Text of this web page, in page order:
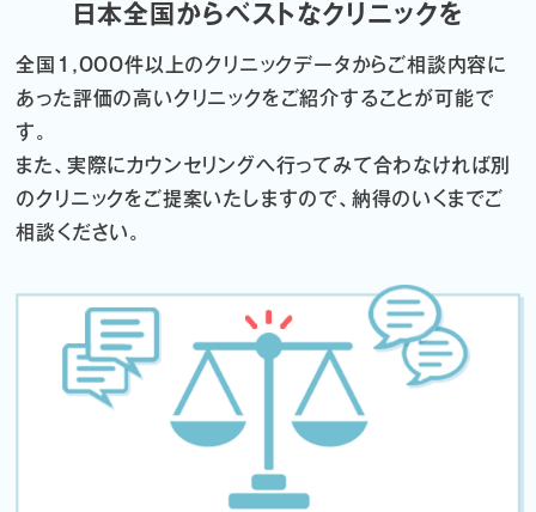
日本全国からベストなクリニックを
全国1,000件以上のクリニックデータからご相談内容に
あった評価の高いクリニックをご紹介することが可能で
す。
また、実際にカウンセリングへ行ってみて合わなければ別
のクリニックをご提案いたしますので、納得のいくまでご
相談ください。